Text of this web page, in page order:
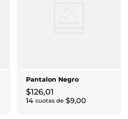
Pantalon Negro
$126,01
14 cuotas de $9,00